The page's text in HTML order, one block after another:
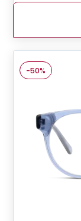
-50%